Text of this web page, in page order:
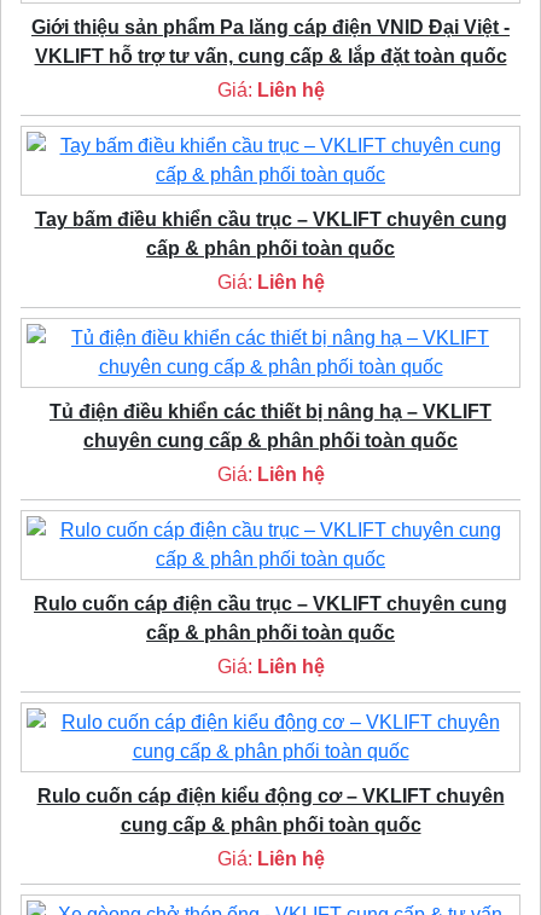
Giới thiệu sản phẩm Pa lăng cáp điện VNID Đại Việt -
VKLIFT hỗ trợ tư vấn, cung cấp & lắp đặt toàn quốc
Giá: Liên hệ
Tay bấm điều khiển cầu trục – VKLIFT chuyên cung
cấp & phân phối toàn quốc
Giá: Liên hệ
Tủ điện điều khiển các thiết bị nâng hạ – VKLIFT
chuyên cung cấp & phân phối toàn quốc
Giá: Liên hệ
Rulo cuốn cáp điện cầu trục – VKLIFT chuyên cung
cấp & phân phối toàn quốc
Giá: Liên hệ
Rulo cuốn cáp điện kiểu động cơ – VKLIFT chuyên
cung cấp & phân phối toàn quốc
Giá: Liên hệ